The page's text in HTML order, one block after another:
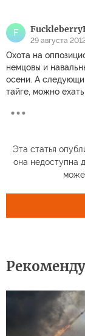
F
29 августа
Охота на
немцовы и
осени. А
тайге, можно
Эта статья
она недоступна